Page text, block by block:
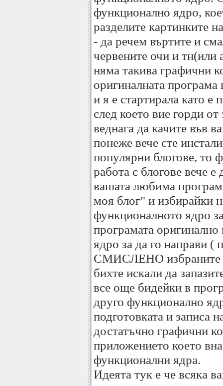
функционално ядро,
разделите картинките
- да речем въртите и
червените очи и тн(или
няма такива графични
оригиналната
и я е стартирала като е
след което вие горди от
веднага да качите във
понеже вече сте
популярни блогове, то
работа с блогове вече
вашата любима
моя блог" и избирайки
функционалното ядро
програмата
ядро за да го направи (
СМИСЛЕНО избраните
бихте искали да
все още бидейки в
друго функционално
подготовката и записа
достатъчно графични
приложението което
функционални ядра.
Идеята тук е че всяка